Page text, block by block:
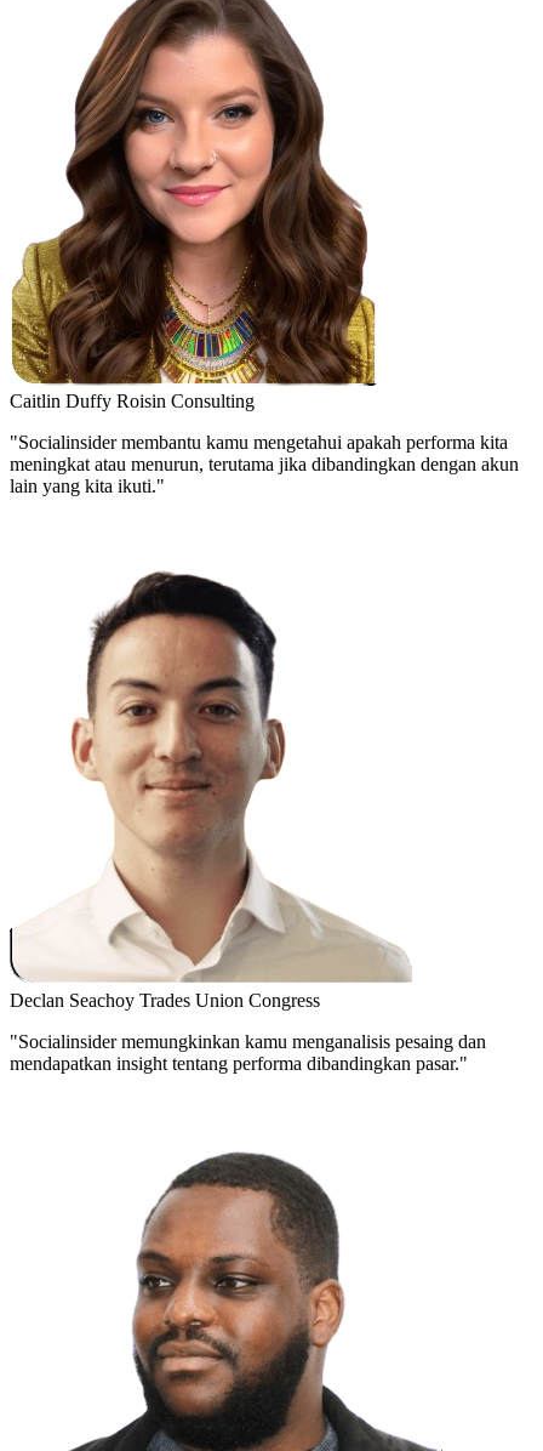
Caitlin Duffy Roisin Consulting
"Socialinsider membantu kamu mengetahui apakah performa kita
meningkat atau menurun, terutama jika dibandingkan dengan akun
lain yang kita ikuti."
Declan Seachoy Trades Union Congress
"Socialinsider memungkinkan kamu menganalisis pesaing dan
mendapatkan insight tentang performa dibandingkan pasar."